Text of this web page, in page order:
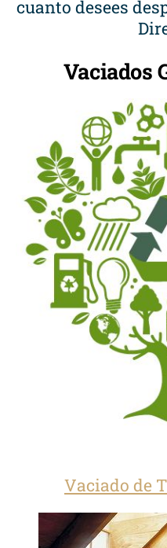
cuanto desees
Vaciados
Vaciado de